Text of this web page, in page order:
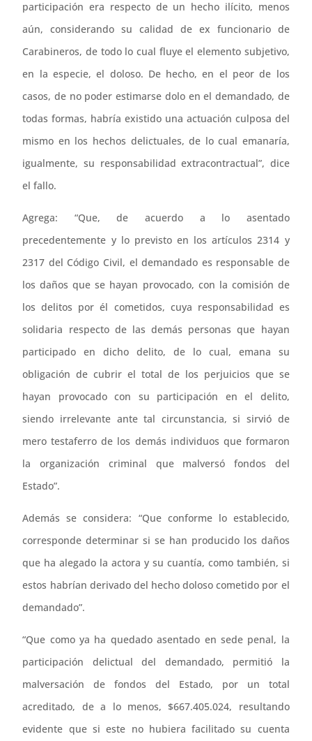
participación era respecto de un hecho ilícito, menos
aún, considerando su calidad de ex funcionario de
Carabineros, de todo lo cual fluye el elemento subjetivo,
en la especie, el doloso. De hecho, en el peor de los
casos, de no poder estimarse dolo en el demandado, de
todas formas, habría existido una actuación culposa del
mismo en los hechos delictuales, de lo cual emanaría,
igualmente, su responsabilidad extracontractual”, dice
el fallo.
Agrega: “Que, de acuerdo a lo asentado
precedentemente y lo previsto en los artículos 2314 y
2317 del Código Civil, el demandado es responsable de
los daños que se hayan provocado, con la comisión de
los delitos por él cometidos, cuya responsabilidad es
solidaria respecto de las demás personas que hayan
participado en dicho delito, de lo cual, emana su
obligación de cubrir el total de los perjuicios que se
hayan provocado con su participación en el delito,
siendo irrelevante ante tal circunstancia, si sirvió de
mero testaferro de los demás individuos que formaron
la organización criminal que malversó fondos del
Estado”.
Además se considera: “Que conforme lo establecido,
corresponde determinar si se han producido los daños
que ha alegado la actora y su cuantía, como también, si
estos habrían derivado del hecho doloso cometido por el
demandado”.
“Que como ya ha quedado asentado en sede penal, la
participación delictual del demandado, permitió la
malversación de fondos del Estado, por un total
acreditado, de a lo menos, $667.405.024, resultando
evidente que si este no hubiera facilitado su cuenta